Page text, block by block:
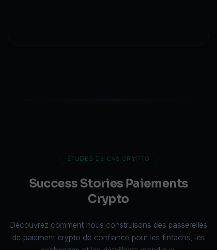
ÉTUDES DE CAS CRYPTO
Success Stories Paiements
Crypto
Découvrez comment nous construisons des passerelles
de paiement crypto de confiance pour les fintechs, les